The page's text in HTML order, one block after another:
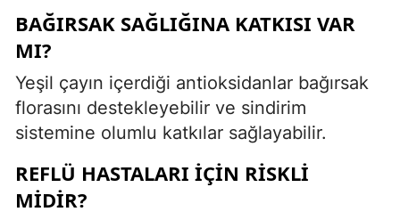
BAĞIRSAK SAĞLIĞINA KATKISI VAR
MI?
Yeşil çayın içerdiği antioksidanlar bağırsak
florasını destekleyebilir ve sindirim
sistemine olumlu katkılar sağlayabilir.
REFLÜ HASTALARI İÇIN RISKLI
MIDIR?